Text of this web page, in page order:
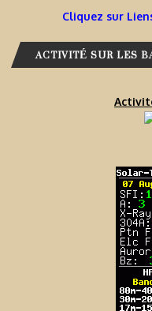
Cliquez sur
ACTIVITÉ SUR LES